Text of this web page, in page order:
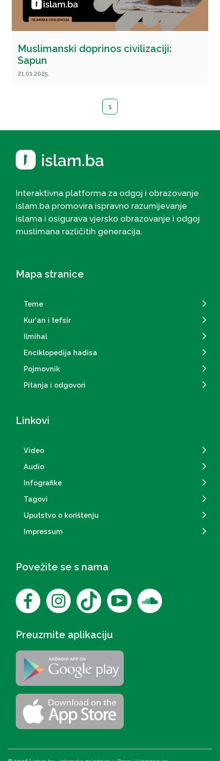
Muslimanski doprinos civilizaciji:
Sapun
21.01.2025.
1
Interaktivna platforma za odgoj i obrazovanje
islam.ba promovira ispravno razumijevanje
islama i osigurava vjersko obrazovanje i odgoj
muslimana različitih generacija.
Mapa stranice
Teme
Kur'an i tefsir
Ilmihal
Enciklopedija hadisa
Pojmovnik
Pitanja i odgovori
Linkovi
Video
Audio
Infografike
Tagovi
Uputstvo o korištenju
Impressum
Povežite se s nama
Preuzmite aplikaciju